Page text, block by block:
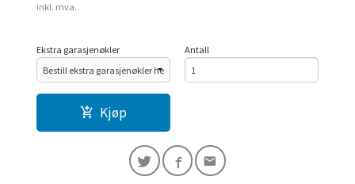
inkl. mva.
Ekstra garasjenøkler Antall
Kjøp